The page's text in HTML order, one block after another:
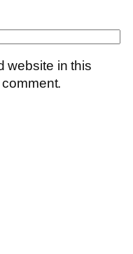
website in this